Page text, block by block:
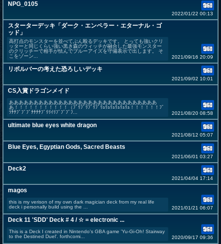
NPG_0105
2022/01/22 00:13
スターターデッキ「ダーク・エンペラー・エターナル・ゴ
ッド」
高打点のモンスターを並べてぶん殴るデッキです。 とっても強いクリ
ッターと同じくらい強い黒き森のウィッチが融合した最強モンスター
のクリッチーで相手が怯んでブルーアイズを守備表示で出します。 そ
こをゾーン...
2021/09/16 20:09
リボルバーの考えた恐ろしいデッキ
2021/09/02 10:01
CS入賞ドラゴンメイド
ああああああああああああああああああああああああああああああ
あ！！！！！！！！！！！（ﾌﾞﾘﾌﾞﾘﾌﾞﾘﾌﾞﾘｭﾘｭﾘｭﾘｭﾘｭﾘｭ！！！！！！ﾌﾞ
ﾂﾁﾁﾌﾞﾌﾞﾌﾞﾁﾁﾁﾁﾌﾞﾘﾘｲﾘﾌﾞﾌﾞﾌﾞﾌ...
2021/08/20 08:58
ultimate blue eyes white dragon
2021/08/12 05:07
Blue Eyes, Egyptian Gods, Sacred Beasts
2021/06/01 03:27
Deck2
2021/04/04 17:14
magos
this is my verison of my own dark magician deck from my real life
deck i personally build using the ...
2021/01/21 06:07
Deck 11 'SDD' Deck # 4 / ☆ = electronic ...
This is a Deck I created in Nintendo's GBA game 'Yu-Gi-Oh! Stairway
to the Destined Duel'. forthcomi...
2020/09/17 09:36